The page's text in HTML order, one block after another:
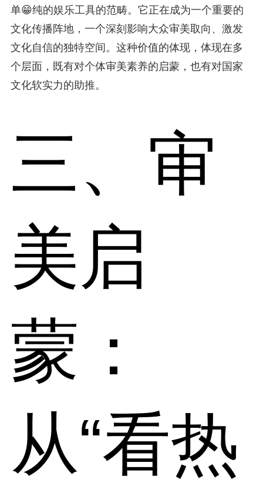
单😁纯的娱乐工具的范畴。它正在成为一个重要的
文化传播阵地，一个深刻影响大众审美取向、激发
文化自信的独特空间。这种价值的体现，体现在多
个层面，既有对个体审美素养的启蒙，也有对国家
文化软实力的助推。
三、审
美启
蒙：
从“看热